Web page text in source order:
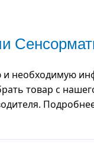
необходимую
товар с